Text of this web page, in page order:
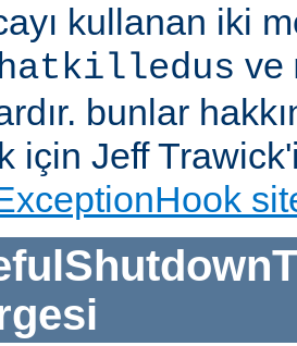
kullanan iki
ve
bunlar
için Jeff